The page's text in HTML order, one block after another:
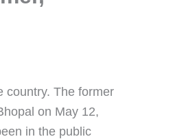
country. The former
on May 12,
in the public